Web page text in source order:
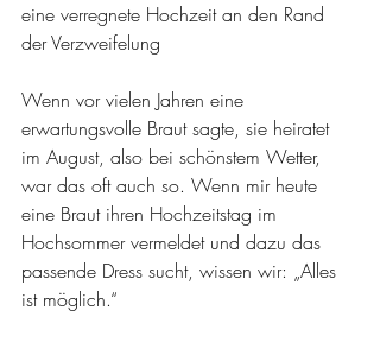
eine verregnete Hochzeit an den Rand
der Verzweifelung
Wenn vor vielen Jahren eine
erwartungsvolle Braut sagte, sie heiratet
im August, also bei schönstem Wetter,
war das oft auch so. Wenn mir heute
eine Braut ihren Hochzeitstag im
Hochsommer vermeldet und dazu das
passende Dress sucht, wissen wir: „Alles
ist möglich.“